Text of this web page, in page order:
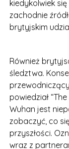
kiedykolwiek
zachodnie
brytyjskim
Również
śledztwa.
powiedział
Wuhan jest
zobaczyć, co
przyszłości.
wraz z